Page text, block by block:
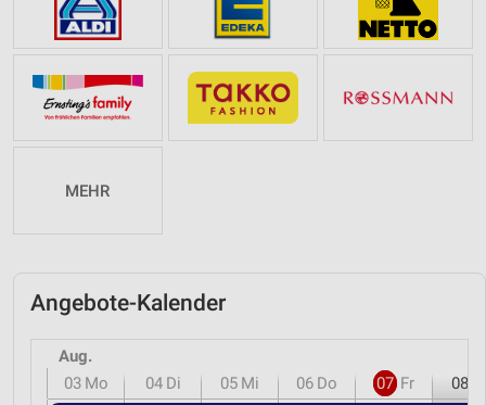
MEHR
Angebote-Kalender
Aug.
03 Mo 04 Di 05 Mi 06 Do 07 Fr 08